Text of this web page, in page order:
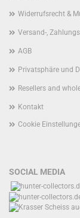
Widerrufsrecht &
Versand-,
AGB
Privatsphäre und
Resellers and
Kontakt
Cookie
SOCIAL MEDIA